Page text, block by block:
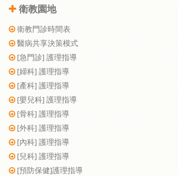
衛教園地
衛教門診時間表
醫病共享決策模式
[急門診] 護理指導
[婦科] 護理指導
[產科] 護理指導
[嬰兒科] 護理指導
[骨科] 護理指導
[外科] 護理指導
[內科] 護理指導
[兒科] 護理指導
[預防保健]護理指導